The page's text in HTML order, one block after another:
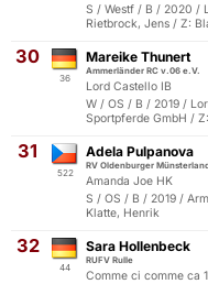
S / Westf / B / 2020 /
Rietbrock, Jens / Z:
30
36
Mareike Thunert
Ammerländer RC v.06 e.V.
Lord Castello IB
W / OS / B / 2019 /
Sportpferde GmbH /
31
522
Adela Pulpanova
RV Oldenburger
Amanda Joe HK
S / OS / B / 2019 /
Klatte, Henrik
32
44
Sara Hollenbeck
RUFV Rulle
Comme ci comme ca